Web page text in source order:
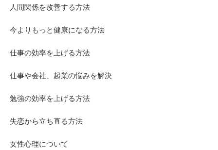
人間関係を改善する方法
今よりもっと健康になる方法
仕事の効率を上げる方法
仕事や会社、起業の悩みを解決
勉強の効率を上げる方法
失恋から立ち直る方法
女性心理について